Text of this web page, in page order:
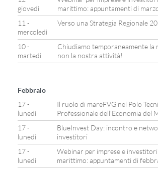
giovedì
marittimo: appuntamenti di
11 -
mercoledì
Verso una Strategia Regionale
10 -
martedì
Chiudiamo temporaneamente la
non la nostra attività!
Febbraio
17 -
lunedì
Il ruolo di mareFVG nel Polo
Professionale dell’Economia del
17 -
lunedì
BlueInvest Day: incontro e
investitori
17 -
lunedì
Webinar per imprese e
marittimo: appuntamenti di